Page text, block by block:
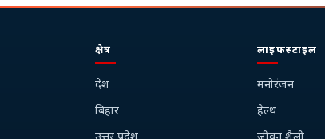
क्षेत्र
देश
बिहार
लाइफस्टाइल
मनोरंजन
हेल्थ